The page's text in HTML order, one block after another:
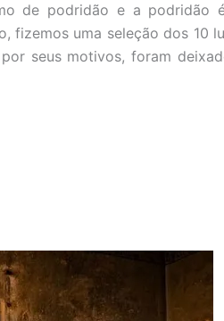
de podridão e a podridão
fizemos uma seleção dos 10
seus motivos, foram